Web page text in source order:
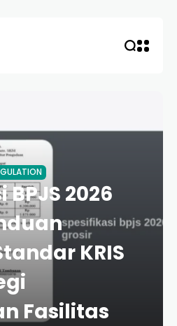
2026
KRIS
Fasilitas